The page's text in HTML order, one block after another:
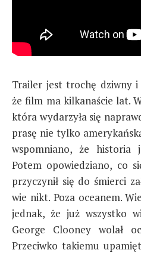
Trailer jest trochę dziwny
że film ma kilkanaście lat.
która wydarzyła się
prasę nie tylko
wspomniano, że
Potem opowiedziano, co
przyczynił się do śmierci
wie nikt. Poza oceanem.
jednak, że już wszystko
George Clooney wolał
Przeciwko takiemu